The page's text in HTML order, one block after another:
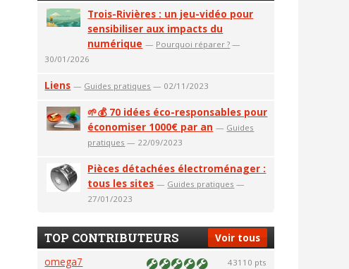
Trois-Rivières : un jeu-vidéo pour
sensibiliser aux impacts du
numérique — Pourquoi réparer ? —
30/01/2026
Liens — Guides pratiques — 02/11/2023
🌱💰 70 idées éco-responsables pour
économiser 1000€ par an — Guides
pratiques — 22/09/2023
Pièces détachées électroménager :
tous les sites — Guides pratiques —
27/01/2023
Voir tous
TOP CONTRIBUTEURS
omega7 43110 pts